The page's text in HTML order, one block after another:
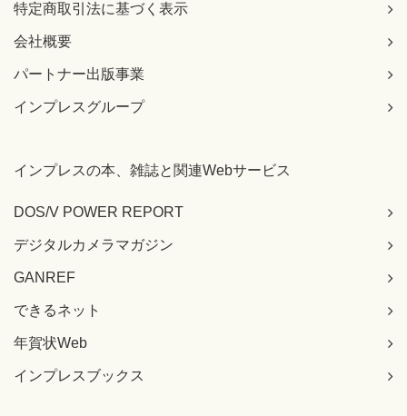
特定商取引法に基づく表示
会社概要
パートナー出版事業
インプレスグループ
インプレスの本、雑誌と関連Webサービス
DOS/V POWER REPORT
デジタルカメラマガジン
GANREF
できるネット
年賀状Web
インプレスブックス